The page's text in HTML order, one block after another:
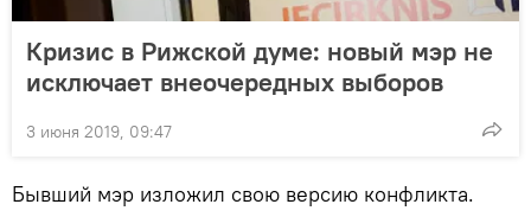
Кризис в Рижской думе: новый мэр не
исключает внеочередных выборов
3 июня 2019, 09:47
Бывший мэр изложил свою версию конфликта.